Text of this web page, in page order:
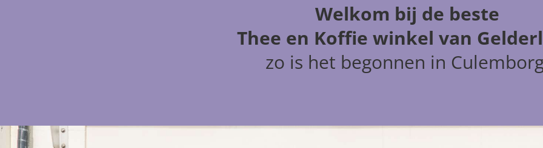
Welkom bij de beste
Thee en Koffie winkel van
zo is het begonnen in